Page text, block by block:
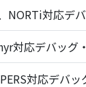
NORTi対応デ
対応デバッグ
対応デバ